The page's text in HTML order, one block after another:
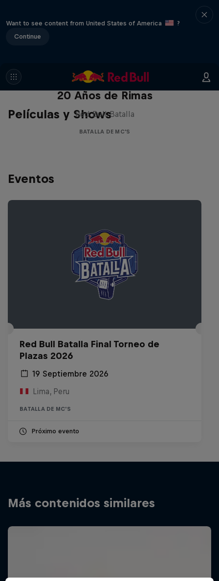
Want to see content from United States of America
?
Continue
Películas y Shows
Red Bull Batalla Nueva Historia:
20 Años de Rimas
Red Bull Batalla
BATALLA DE MC'S
Eventos
Red Bull Batalla Final Torneo de
Plazas 2026
19 Septiembre 2026
Lima, Peru
BATALLA DE MC'S
Próximo evento
Más contenidos similares